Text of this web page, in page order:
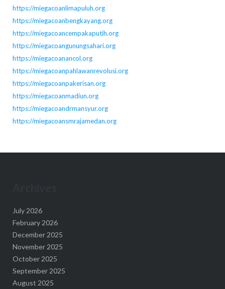
https://miegacoanlimapuluh.org
https://miegacoanbengkayang.org
https://miegacoancempakaputih.org
https://miegacoangunungsahari.org
https://miegacoanancol.org
https://miegacoanpahlawanrevolusi.org
https://miegacoanpakerisan.org
https://miegacoanmadiun.org
https://miegacoandrmansyur.org
https://miegacoansmrajamedan.org
July 2026
February 2026
December 2025
November 2025
October 2025
September 2025
August 2025